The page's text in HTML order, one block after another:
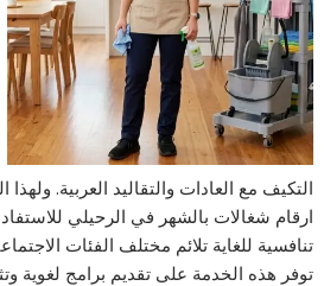
التكيف مع العادات والتقاليد العربية.
ارقام شغالات بالشهر في الرحيلي
تنافسية للغاية تلائم مختلف الفئات
توفر هذه الخدمة على تقديم برامج لغوية